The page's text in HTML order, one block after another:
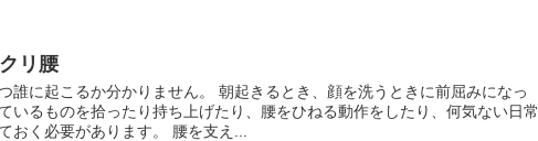
リ腰
誰に起こるか分かりません。 朝起きるとき、顔を洗うときに前屈みになっ
いるものを拾ったり持ち上げたり、腰をひねる動作をしたり、何気ない日常
おく必要があります。 腰を支え...